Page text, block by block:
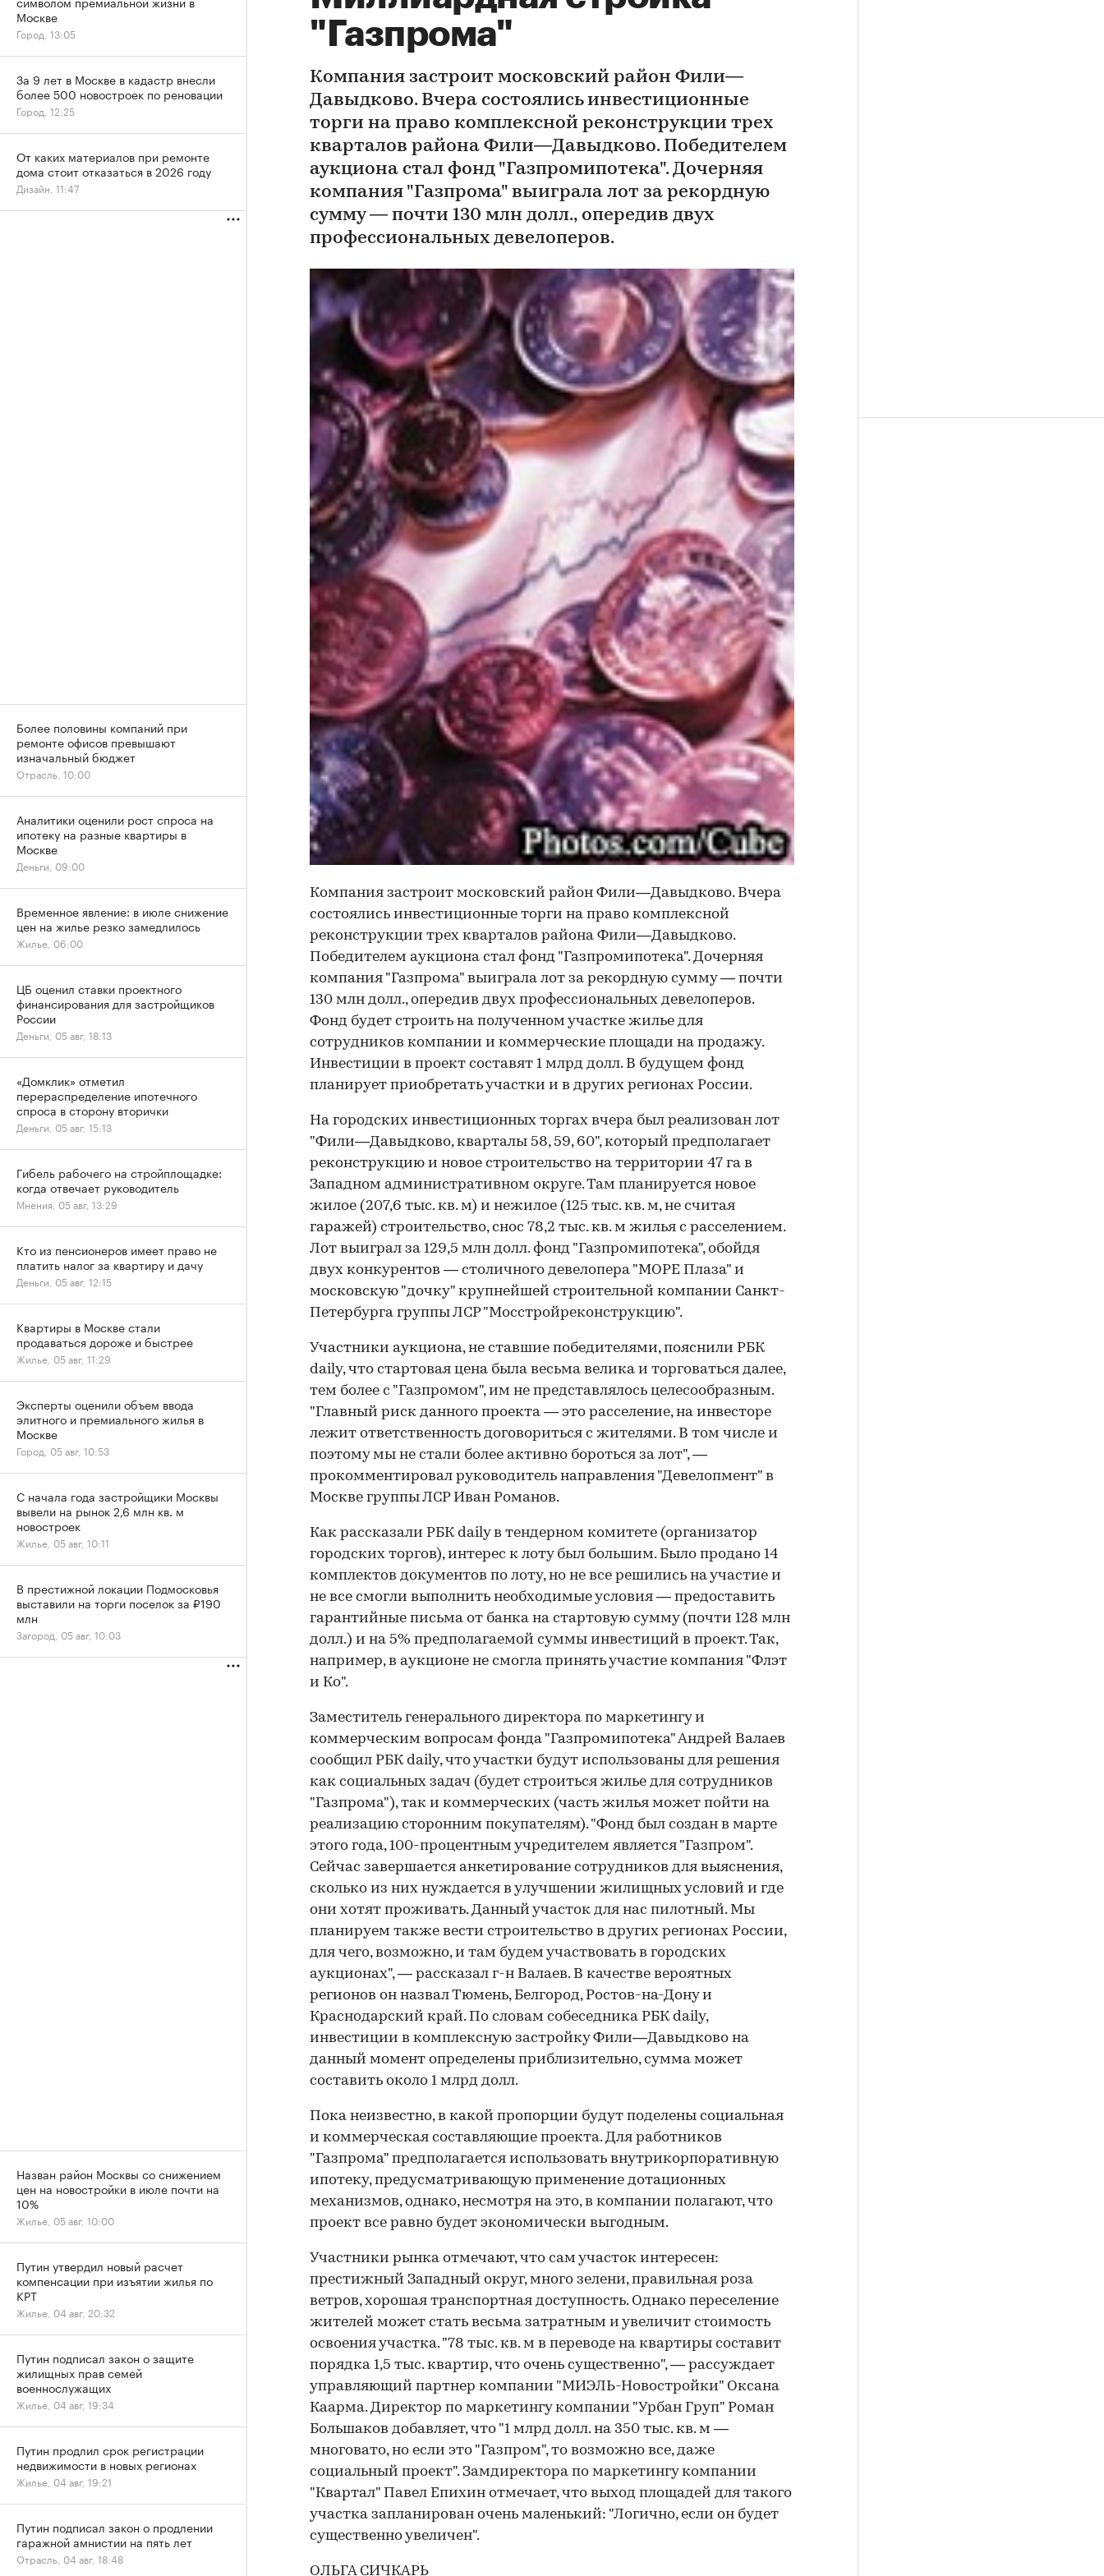
"Газпрома"
Компания застроит московский район Фили—
Давыдково. Вчера состоялись инвестиционные
торги на право комплексной реконструкции трех
кварталов района Фили—Давыдково. Победителем
аукциона стал фонд "Газпромипотека". Дочерняя
компания "Газпрома" выиграла лот за рекордную
сумму — почти 130 млн долл., опередив двух
профессиональных девелоперов.
Компания застроит московский район Фили—Давыдково. Вчера
состоялись инвестиционные торги на право комплексной
реконструкции трех кварталов района Фили—Давыдково.
Победителем аукциона стал фонд "Газпромипотека". Дочерняя
компания "Газпрома" выиграла лот за рекордную сумму — почти
130 млн долл., опередив двух профессиональных девелоперов.
Фонд будет строить на полученном участке жилье для
сотрудников компании и коммерческие площади на продажу.
Инвестиции в проект составят 1 млрд долл. В будущем фонд
планирует приобретать участки и в других регионах России.
На городских инвестиционных торгах вчера был реализован лот
"Фили—Давыд­ково, кварталы 58, 59, 60", который предполагает
реконструкцию и новое строительство на территории 47 га в
Западном административном округе. Там планируется новое
жилое (207,6 тыс. кв. м) и нежилое (125 тыс. кв. м, не считая
гаражей) строительство, снос 78,2 тыс. кв. м жилья с расселением.
Лот выиграл за 129,5 млн долл. фонд "Газпромипотека", обойдя
двух конкурентов — столичного девелопера "МОРЕ Плаза" и
московскую "дочку" крупнейшей строительной компании Санкт-
Петербурга группы ЛСР "Мосстройреконструкцию".
Участники аукциона, не ставшие победителями, пояснили РБК
daily, что стартовая цена была весьма велика и торговаться далее,
тем более с "Газпромом", им не представлялось целесообразным.
"Главный риск данного проекта — это расселение, на инвесторе
лежит ответственность договориться с жителями. В том числе и
поэтому мы не стали более активно бороться за лот", —
прокомментировал руководитель направления "Девелопмент" в
Москве группы ЛСР Иван Романов.
Как рассказали РБК daily в тендерном комитете (организатор
городских торгов), интерес к лоту был большим. Было продано 14
комплектов документов по лоту, но не все решились на участие и
не все смогли выполнить необходимые условия — предоставить
гарантийные письма от банка на стартовую сумму (почти 128 млн
долл.) и на 5% предполагаемой суммы инвестиций в проект. Так,
например, в аукционе не смогла принять участие компания "Флэт
и Ко".
Заместитель генерального директора по маркетингу и
коммерческим вопросам фонда "Газпромипотека" Андрей Валаев
сообщил РБК daily, что участки будут использованы для решения
как социальных задач (будет строиться жилье для сотрудников
"Газпрома"), так и коммерческих (часть жилья может пойти на
реализацию сторонним покупателям). "Фонд был создан в марте
этого года, 100-процентным учредителем является "Газпром".
Сейчас завершается анкетирование сотрудников для выяснения,
сколько из них нуждается в улучшении жилищных условий и где
они хотят проживать. Данный участок для нас пилотный. Мы
планируем также вести строительство в других регионах России,
для чего, возможно, и там будем участвовать в городских
аукционах", — рассказал г-н Валаев. В качестве вероятных
регионов он назвал Тюмень, Белгород, Ростов-на-Дону и
Краснодарский край. По словам собеседника РБК daily,
инвестиции в комплекс­ную застройку Фили—Давыдково на
данный момент определены приблизительно, сумма может
составить около 1 млрд долл.
Пока неизвестно, в какой пропорции будут поделены социальная
и коммерческая составляющие проекта. Для работников
"Газпрома" предполагается использовать внутрикорпоративную
ипотеку, предусматривающую применение дотационных
механизмов, однако, несмотря на это, в компании полагают, что
проект все равно будет экономически выгодным.
Участники рынка отмечают, что сам участок интересен:
престижный Западный округ, много зелени, правильная роза
ветров, хорошая транспортная доступность. Однако переселение
жителей может стать весьма затратным и увеличит стоимость
освоения участка. "78 тыс. кв. м в переводе на квартиры составит
порядка 1,5 тыс. квартир, что очень существенно", — рассуждает
управляющий партнер компании "МИЭЛЬ-Новостройки" Оксана
Каарма. Директор по маркетингу компании "Урбан Груп" Роман
Большаков добавляет, что "1 млрд долл. на 350 тыс. кв. м —
многовато, но если это "Газпром", то возможно все, даже
социальный проект". Замдиректора по маркетингу компании
"Квартал" Павел Епихин отмечает, что выход площадей для такого
участка запланирован очень маленький: "Логично, если он будет
существенно увеличен".
ОЛЬГА СИЧКАРЬ
Москве
Город, 13:05
За 9 лет в Москве в кадастр внесли
более 500 новостроек по реновации
Город, 12:25
От каких материалов при ремонте
дома стоит отказаться в 2026 году
Дизайн, 11:47
Более половины компаний при
ремонте офисов превышают
изначальный бюджет
Отрасль, 10:00
Аналитики оценили рост спроса на
ипотеку на разные квартиры в
Москве
Деньги, 09:00
Временное явление: в июле снижение
цен на жилье резко замедлилось
Жилье, 06:00
ЦБ оценил ставки проектного
финансирования для застройщиков
России
Деньги, 05 авг, 18:13
«Домклик» отметил
перераспределение ипотечного
спроса в сторону вторички
Деньги, 05 авг, 15:13
Гибель рабочего на стройплощадке:
когда отвечает руководитель
Мнения, 05 авг, 13:29
Кто из пенсионеров имеет право не
платить налог за квартиру и дачу
Деньги, 05 авг, 12:15
Квартиры в Москве стали
продаваться дороже и быстрее
Жилье, 05 авг, 11:29
Эксперты оценили объем ввода
элитного и премиального жилья в
Москве
Город, 05 авг, 10:53
С начала года застройщики Москвы
вывели на рынок 2,6 млн кв. м
новостроек
Жилье, 05 авг, 10:11
В престижной локации Подмосковья
выставили на торги поселок за ₽190
млн
Загород, 05 авг, 10:03
Назван район Москвы со снижением
цен на новостройки в июле почти на
10%
Жилье, 05 авг, 10:00
Путин утвердил новый расчет
компенсации при изъятии жилья по
КРТ
Жилье, 04 авг, 20:32
Путин подписал закон о защите
жилищных прав семей
военнослужащих
Жилье, 04 авг, 19:34
Путин продлил срок регистрации
недвижимости в новых регионах
Жилье, 04 авг, 19:21
Путин подписал закон о продлении
гаражной амнистии на пять лет
Отрасль, 04 авг, 18:48